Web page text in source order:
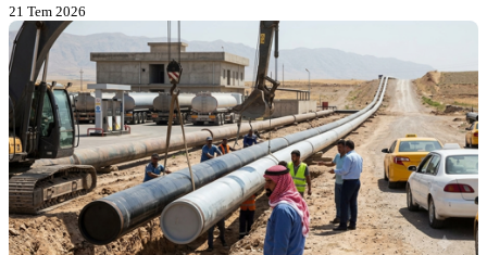
21 Tem 2026